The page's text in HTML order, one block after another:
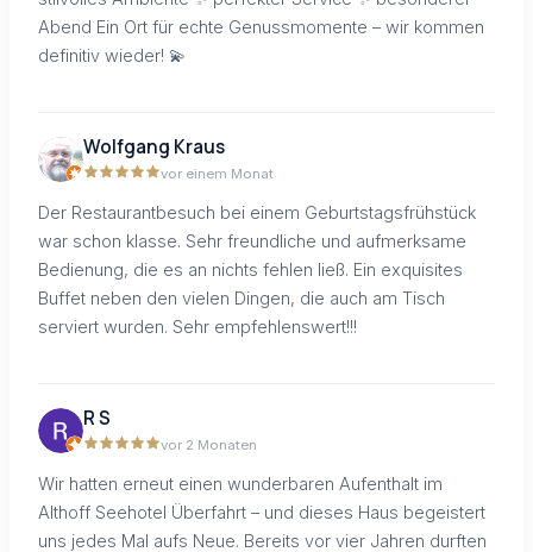
Abend Ein Ort für echte Genussmomente – wir kommen
definitiv wieder! 💫
Wolfgang Kraus
vor einem Monat
Der Restaurantbesuch bei einem Geburtstagsfrühstück
war schon klasse. Sehr freundliche und aufmerksame
Bedienung, die es an nichts fehlen ließ. Ein exquisites
Buffet neben den vielen Dingen, die auch am Tisch
serviert wurden. Sehr empfehlenswert!!!
R S
vor 2 Monaten
Wir hatten erneut einen wunderbaren Aufenthalt im
Althoff Seehotel Überfahrt – und dieses Haus begeistert
uns jedes Mal aufs Neue. Bereits vor vier Jahren durften